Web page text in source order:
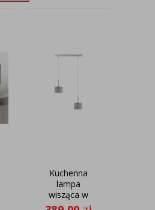
Kuchenna
lampa
wisząca w
stylu